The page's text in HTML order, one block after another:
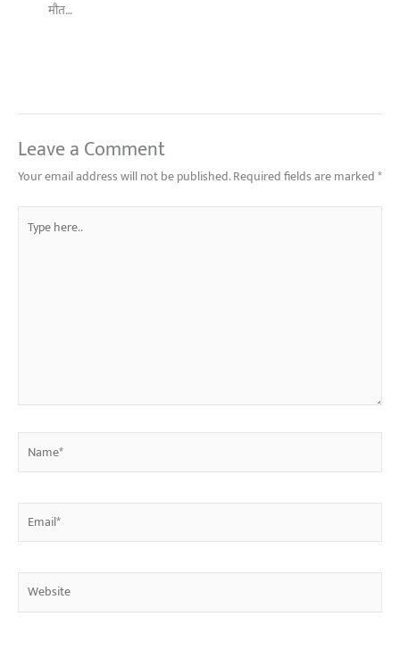
मौत…
Leave a Comment
Your email address will not be published.Required fields are marked*
here..
Website